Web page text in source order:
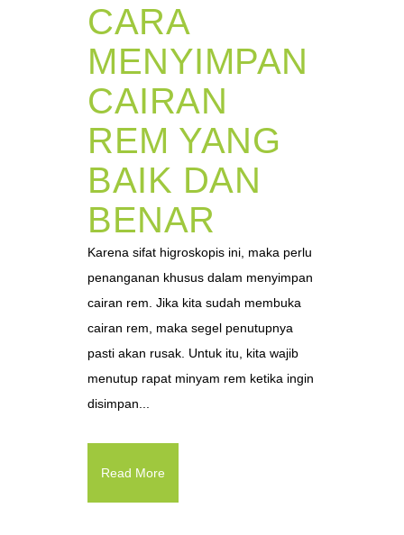
CARA
MENYIMPAN
CAIRAN
REM YANG
BAIK DAN
BENAR
Karena sifat higroskopis ini, maka perlu
penanganan khusus dalam menyimpan
cairan rem. Jika kita sudah membuka
cairan rem, maka segel penutupnya
pasti akan rusak. Untuk itu, kita wajib
menutup rapat minyam rem ketika ingin
disimpan...
Read More